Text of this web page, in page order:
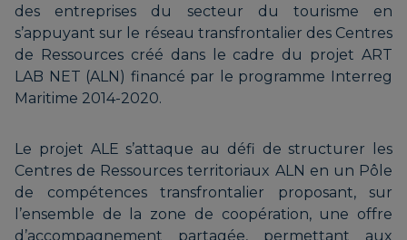
des entreprises du secteur du tourisme en
s’appuyant sur le réseau transfrontalier des Centres
de Ressources créé dans le cadre du projet ART
LAB NET (ALN) financé par le programme Interreg
Maritime 2014-2020.
Le projet ALE s’attaque au défi de structurer les
Centres de Ressources territoriaux ALN en un Pôle
de compétences transfrontalier proposant, sur
l’ensemble de la zone de coopération, une offre
d’accompagnement partagée, permettant aux